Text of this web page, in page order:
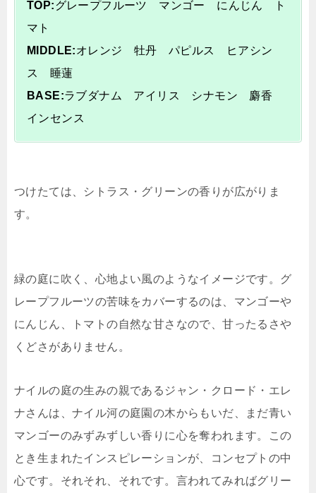
TOP:グレープフルーツ マンゴー にんじん ト
マト
MIDDLE:オレンジ 牡丹 パピルス ヒアシン
ス 睡蓮
BASE:ラブダナム アイリス シナモン 麝香
インセンス
つけたては、シトラス・グリーンの香りが広がりま
す。
緑の庭に吹く、心地よい風のようなイメージです。グ
レープフルーツの苦味をカバーするのは、マンゴーや
にんじん、トマトの自然な甘さなので、甘ったるさや
くどさがありません。
ナイルの庭の生みの親であるジャン・クロード・エレ
ナさんは、ナイル河の庭園の木からもいだ、まだ青い
マンゴーのみずみずしい香りに心を奪われます。この
とき生まれたインスピレーションが、コンセプトの中
心です。それそれ、それです。言われてみればグリー